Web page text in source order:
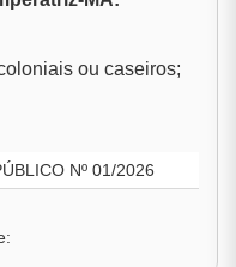
ou caseiros;
Nº 01/2026